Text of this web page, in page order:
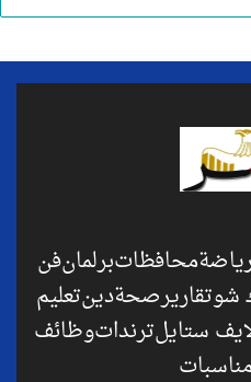
محافظاتبرلمانفن
شوتقاريرصحةدينتعليم
ستايلترنداتوظائف
مناسبات